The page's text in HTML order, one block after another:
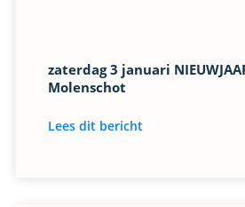
zaterdag 3 januari
Molenschot
Lees dit bericht